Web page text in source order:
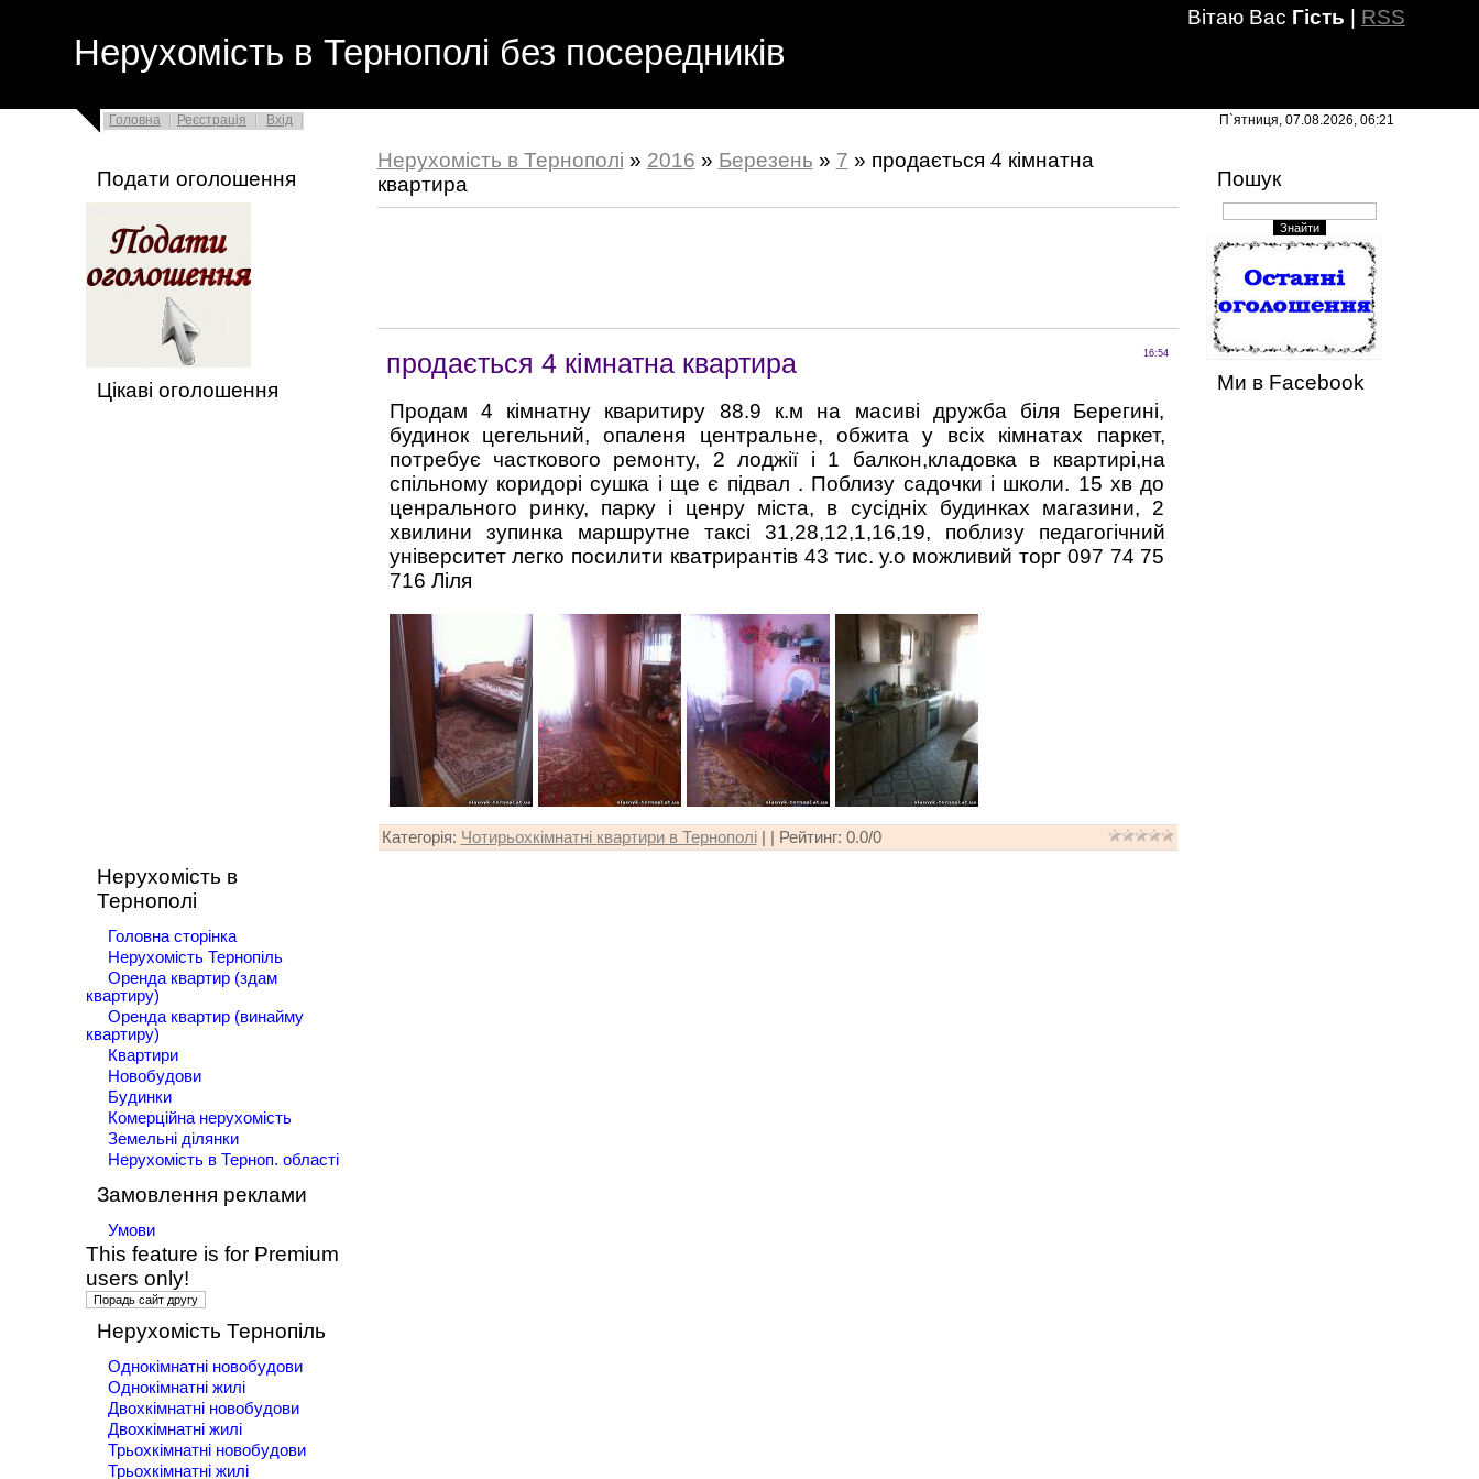
Вітаю Вас Гість RSS
Нерухомість в Тернополі без посередників
Головна Реєстрація Вхід П`ятниця, 07.08.2026, 06:21
Подати оголошення
Цікаві оголошення
Нерухомість в
Тернополі
Головна сторінка
Нерухомість Тернопіль
Оренда квартир (здам
квартиру)
Оренда квартир (винайму
квартиру)
Квартири
Новобудови
Будинки
Комерційна нерухомість
Земельні ділянки
Нерухомість в Терноп. області
Замовлення реклами
Умови
This feature is for Premium
users only!
Нерухомість Тернопіль
Однокімнатні новобудови
Однокімнатні жилі
Двохкімнатні новобудови
Двохкімнатні жилі
Трьохкімнатні новобудови
Трьохкімнатні жилі
Нерухомість в Тернополі » 2016 » Березень » 7 » продається 4 кімнатна
квартира
16:54
продається 4 кімнатна квартира
Продам 4 кімнатну кваритиру 88.9 к.м на масиві дружба біля Берегині,
будинок цегельний, опаленя центральне, обжита у всіх кімнатах паркет,
потребує часткового ремонту, 2 лоджії і 1 балкон,кладовка в квартирі,на
спільному коридорі сушка і ще є підвал . Поблизу садочки і школи. 15 хв до
ценрального ринку, парку і ценру міста, в сусідніх будинках магазини, 2
хвилини зупинка маршрутне таксі 31,28,12,1,16,19, поблизу педагогічний
університет легко посилити кватрирантів 43 тис. у.о можливий торг 097 74 75
716 Ліля
Категорія: Чотирьохкімнатні квартири в Тернополі| | Рейтинг: 0.0/0
Пошук
Ми в Facebook